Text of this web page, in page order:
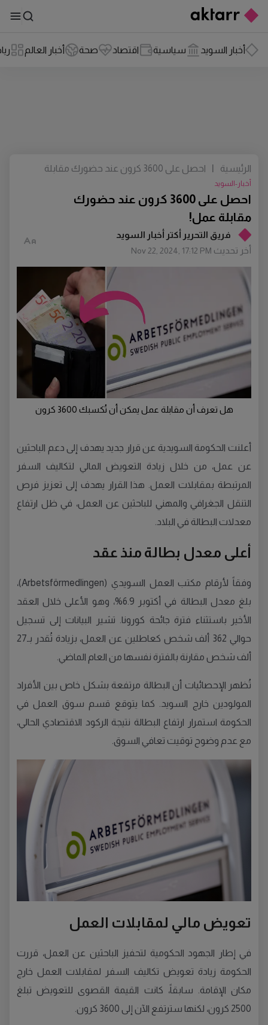
أخبار السويد سياسية اقتصاد صحة أخبار العالم
فريق التحرير أكتر أخبار السويد
أخر تحديث Nov 22, 2024, 17:12 PM
احصل على 3600 كرون عند حضورك
مقابلة عمل!
أخبار-السويد
الرئيسية
احصل على 3600 كرون عند حضورك مقابلة
هل تعرف أن مقابلة عمل يمكن أن تُكسبك 3600 كرون
أعلنت الحكومة السويدية عن قرار جديد يهدف إلى دعم الباحثين
عن عمل، من خلال زيادة التعويض المالي لتكاليف السفر
المرتبطة بمقابلات العمل. هذا القرار يهدف إلى تعزيز فرص
التنقل الجغرافي والمهني للباحثين عن العمل، في ظل ارتفاع
معدلات البطالة في البلاد.
أعلى معدل بطالة منذ عقد
وفقاً لأرقام مكتب العمل السويدي (Arbetsförmedlingen)،
بلغ معدل البطالة في أكتوبر 6.9%، وهو الأعلى خلال العقد
الأخير باستثناء فترة جائحة كورونا. تشير البيانات إلى تسجيل
حوالي 362 ألف شخص كعاطلين عن العمل، بزيادة تُقدر بـ27
ألف شخص مقارنة بالفترة نفسها من العام الماضي.
تُظهر الإحصائيات أن البطالة مرتفعة بشكل خاص بين الأفراد
المولودين خارج السويد. كما يتوقع قسم سوق العمل في
الحكومة استمرار ارتفاع البطالة نتيجة الركود الاقتصادي الحالي،
مع عدم وضوح توقيت تعافي السوق.
تعويض مالي لمقابلات العمل
في إطار الجهود الحكومية لتحفيز الباحثين عن العمل، قررت
الحكومة زيادة تعويض تكاليف السفر لمقابلات العمل خارج
مكان الإقامة. سابقاً، كانت القيمة القصوى للتعويض تبلغ
2500 كرون، لكنها سترتفع الآن إلى 3600 كرون.